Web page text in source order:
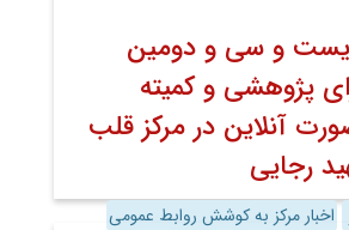
و سی و دومین
پژوهشی و کمیته
آنلاین در مرکز قلب
رجایی
اخبار مرکز به کوشش روابط عمومی